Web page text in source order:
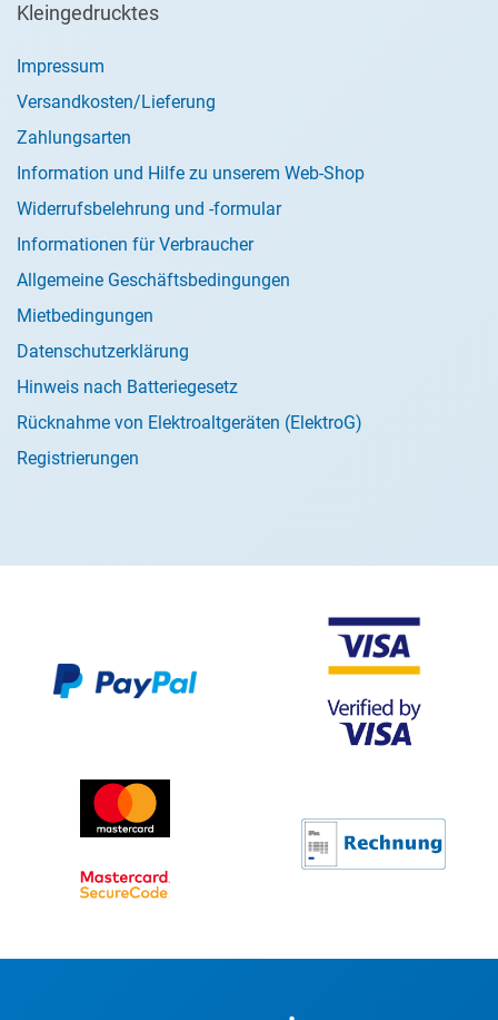
Kleingedrucktes
Impressum
Versandkosten/Lieferung
Zahlungsarten
Information und Hilfe zu unserem Web-Shop
Widerrufsbelehrung und -formular
Informationen für Verbraucher
Allgemeine Geschäftsbedingungen
Mietbedingungen
Datenschutzerklärung
Hinweis nach Batteriegesetz
Rücknahme von Elektroaltgeräten (ElektroG)
Registrierungen